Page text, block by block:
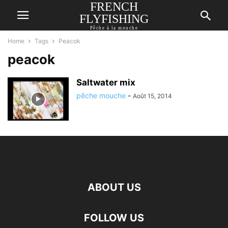
FRENCH
FLYFISHING
Pêche à la mouche
Home Tags Peacok
peacok
Saltwater mix
pêche mouche - Août 15, 2014
ABOUT US
FOLLOW US